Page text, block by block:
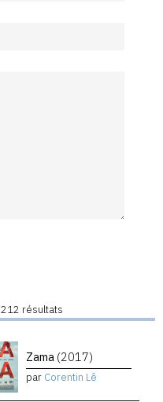
212 résultats
Zama (2017)
par Corentin Lê